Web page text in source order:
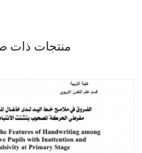
منتجات ذات